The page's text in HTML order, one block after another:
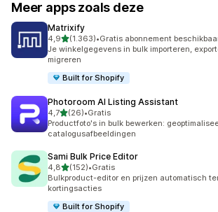
Meer apps zoals deze
Matrixify
4,9van 5 sterren
(1.363)
1363 recensies in totaal
•Gratis abonnement
Je winkelgegevens in bulk importeren,
migreren
Built for Shopify
Photoroom AI Listing Assistant
4,7van 5 sterren
(26)
26 recensies in totaal
•Gratis
Productfoto's in bulk bewerken:
catalogusafbeeldingen
Sami Bulk Price Editor
4,8van 5 sterren
(152)
152 recensies in totaal
•Gratis
Bulkproduct-editor en prijzen automatisch
kortingsacties
Built for Shopify